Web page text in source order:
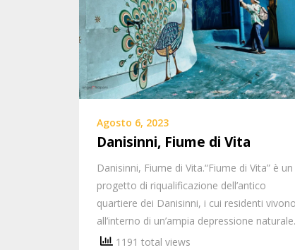
Agosto 6, 2023
Danisinni, Fiume di Vita
Danisinni, Fiume di Vita.“Fiume di Vita” è un
progetto di riqualificazione dell’antico
quartiere dei Danisinni, i cui residenti vivono
all’interno di un’ampia depressione
1191 total views